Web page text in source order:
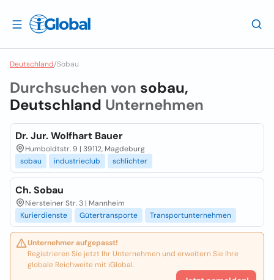
Deutschland/Sobau
Durchsuchen von sobau,
Deutschland Unternehmen
Dr. Jur. Wolfhart Bauer
Humboldtstr. 9 | 39112, Magdeburg
sobau
industrieclub schlichter
Ch. Sobau
Niersteiner Str. 3 | Mannheim
Kurierdienste
Gütertransporte Transportunternehmen
Unternehmer aufgepasst!
Registrieren Sie jetzt Ihr Unternehmen und erweitern Sie Ihre
globale Reichweite mit iGlobal.